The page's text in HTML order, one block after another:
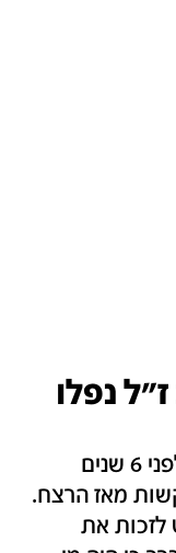
נפלו
הוריה של שקד שלחוב, שנרצחה לפני 6 שנים
מאז הרצח.
לזכות את